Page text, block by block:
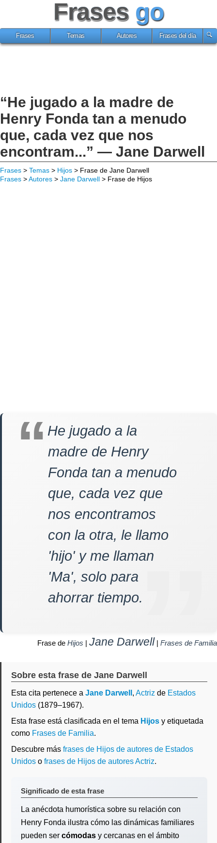
Frases go
Frases Temas Autores Frases del día
“He jugado a la madre de
Henry Fonda tan a menudo
que, cada vez que nos
encontram...” — Jane Darwell
Frases > Temas > Hijos > Frase de Jane Darwell
Frases >Autores > Jane Darwell > Frase de Hijos
He jugado a la
madre de Henry
Fonda tan a menudo
que, cada vez que
nos encontramos
con la otra, le llamo
'hijo' y me llaman
'Ma', solo para
ahorrar tiempo.
Frase de Hijos | Jane Darwell | Frases de Familia
Sobre esta frase de Jane Darwell
Esta cita pertenece a Jane Darwell , Actriz de Estados
Unidos (1879–1967).
Esta frase está clasificada en el tema Hijos y etiquetada
como Frases de Familia.
Descubre más frases de Hijos de autores de Estados
Unidos o frases de Hijos de autores Actriz.
Significado de esta frase
La anécdota humorística sobre su relación con
Henry Fonda ilustra cómo las dinámicas familiares
pueden ser cómodas y cercanas en el ámbito